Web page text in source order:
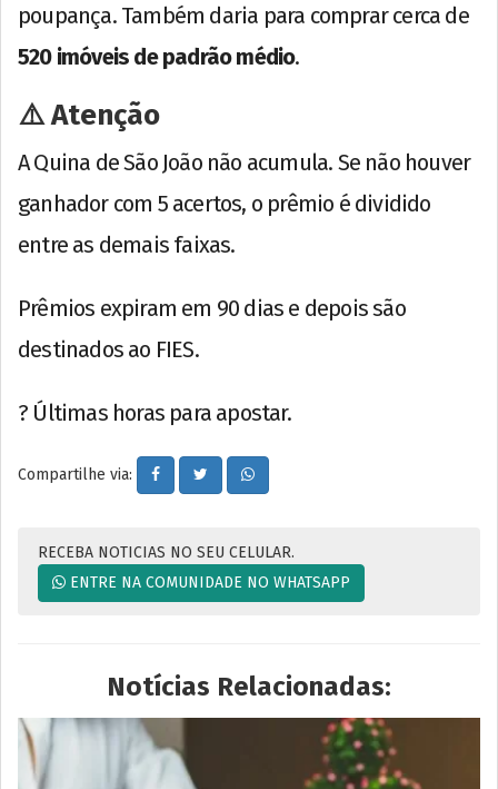
poupança. Também daria para comprar cerca de
520 imóveis de padrão médio.
⚠️ Atenção
A Quina de São João não acumula. Se não houver
ganhador com 5 acertos, o prêmio é dividido
entre as demais faixas.
Prêmios expiram em 90 dias e depois são
destinados ao FIES.
? Últimas horas para apostar.
Compartilhe via:
RECEBA NOTICIAS NO SEU CELULAR.
ENTRE NA COMUNIDADE NO WHATSAPP
Notícias Relacionadas: